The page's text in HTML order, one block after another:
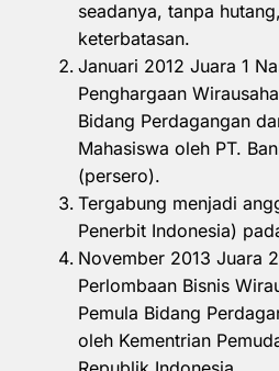
seadanya, tanpa
keterbatasan.
Januari 2012 Juara 1
Penghargaan
Bidang Perdagangan
Mahasiswa oleh PT.
(persero).
Tergabung menjadi
Penerbit Indonesia)
November 2013 Juara
Perlombaan Bisnis
Pemula Bidang
oleh Kementrian